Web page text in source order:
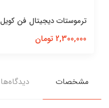
ترموستات دیجیتال فن کویل
2,300,000 تومان
مشخصات دیدگاه‌ها